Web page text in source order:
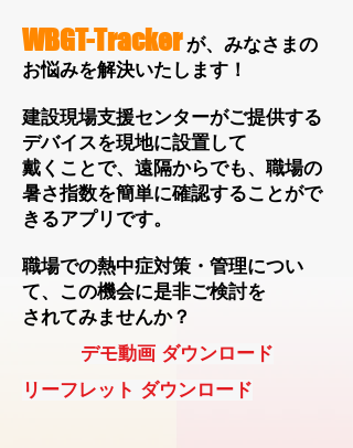
WBGT-Tracker が、みなさまの
お悩みを解決いたします！
建設現場支援センターがご提供する
デバイスを現地に設置して
戴くことで、遠隔からでも、職場の
暑さ指数を簡単に確認することがで
きるアプリです。
職場での熱中症対策・管理につい
て、この機会に是非ご検討を
​されてみませんか？
デモ動画 ダウンロード
リーフレット ダウンロード